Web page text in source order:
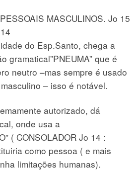
MASCULINOS. Jo 15
do Esp.Santo, chega a
gramatical”PNEUMA” que é
neutro –mas sempre é usado
– isso é notável.
autorizado, dá
onde usa a
( CONSOLADOR Jo 14 :
como pessoa ( e mais
limitações humanas).